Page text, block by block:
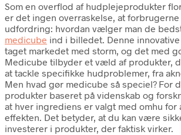
Som en overflod af hudplejeprodukter
er det ingen overraskelse, at
udfordring: hvordan vælger man de
medicube ind i billedet. Denne
taget markedet med storm, og det med
Medicube tilbyder et væld af produkter,
at tackle specifikke hudproblemer, fra
Men hvad gør medicube så speciel? For
produkter baseret på videnskab og
at hver ingrediens er valgt med omhu for
effekten. Det betyder, at du kan være
investerer i produkter, der faktisk virker.